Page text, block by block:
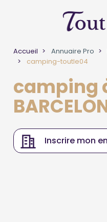
Accueil Annuaire Pro
camping-toutle04
camping
Inscrire mon